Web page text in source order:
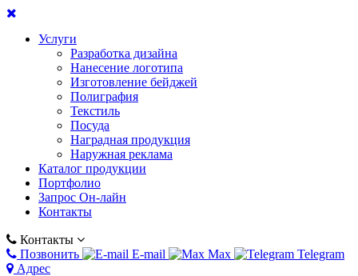
Услуги
Разработка дизайна
Нанесение логотипа
Изготовление бейджей
Полиграфия
Текстиль
Посуда
Наградная продукция
Наружная реклама
Каталог продукции
Портфолио
Запрос Он-лайн
Контакты
Контакты
Позвонить
E-mail Max
Telegram
Адрес